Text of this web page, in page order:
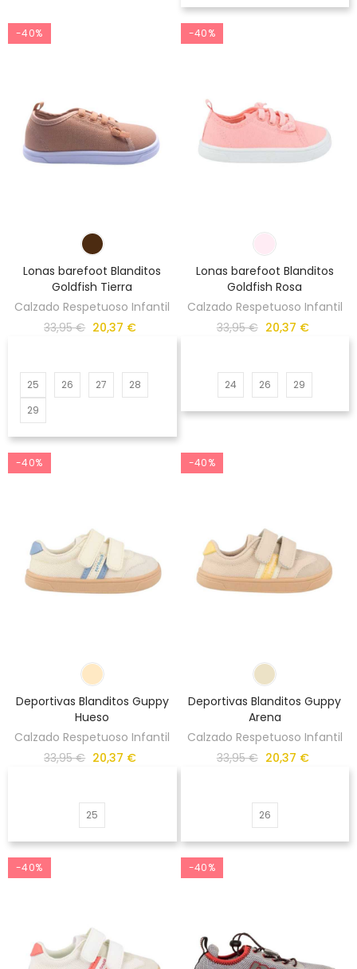
-40%
Lonas barefoot Blanditos
Goldfish Tierra
Calzado Respetuoso Infantil
33,95 € 20,37 €
25 26 27
28
29
-40%
Lonas barefoot Blanditos
Goldfish Rosa
Calzado Respetuoso Infantil
33,95 € 20,37 €
24 26 29
-40%
Deportivas Blanditos Guppy
Hueso
Calzado Respetuoso Infantil
33,95 € 20,37 €
25
-40%
Deportivas Blanditos Guppy
Arena
Calzado Respetuoso Infantil
33,95 € 20,37 €
26
-40% -40%